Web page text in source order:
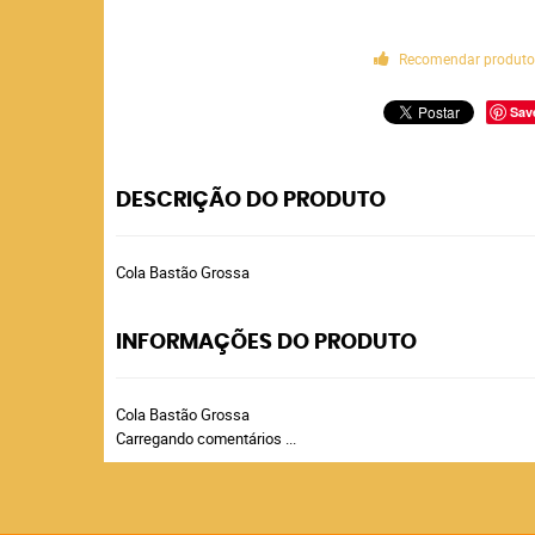
Recomendar produto
DESCRIÇÃO DO PRODUTO
Cola Bastão Grossa
INFORMAÇÕES DO PRODUTO
Cola Bastão Grossa
Carregando comentários ...